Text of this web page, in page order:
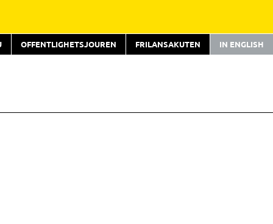
OFFENTLIGHETSJOUREN FRILANSAKUTEN IN ENGLISH